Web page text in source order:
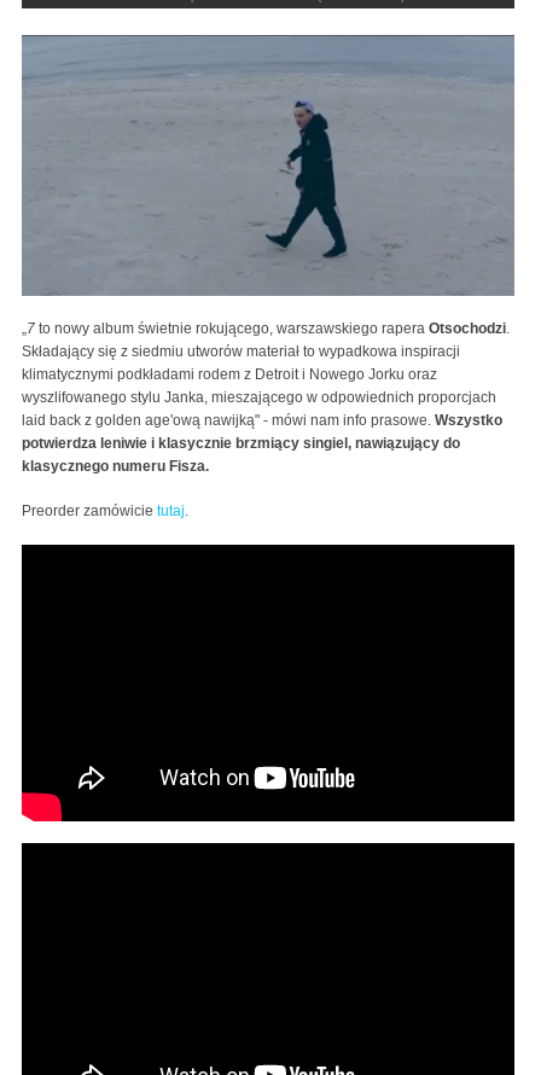
7 to nowy album świetnie rokującego, warszawskiego rapera Otsochodzi
Składający się z siedmiu utworów materiał to wypadkowa inspiracji
klimatycznymi podkładami rodem z Detroit i Nowego Jorku oraz
wyszlifowanego stylu Janka, mieszającego w odpowiednich proporcjach
laid back z golden age'ową nawijką" - mówi nam info prasowe. Wszystko
potwierdza leniwie i klasycznie brzmiący singiel, nawiązujący do
klasycznego numeru Fisza.
Preorder zamówicie tutaj